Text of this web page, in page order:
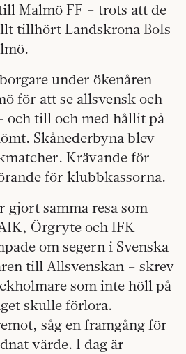
Malmö FF – trots att de
tillhört Landskrona BoIs
under ökenåren
för att se allsvensk och
och till och med hållit på
Skånederbyna blev
Krävande för
för klubbkassorna.
gjort samma resa som
Örgryte och IFK
om segern i Svenska
till Allsvenskan – skrev
som inte höll på
skulle förlora.
såg en framgång för
värde. I dag är